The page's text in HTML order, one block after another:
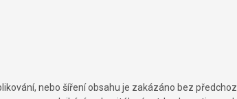
nebo šíření obsahu je zakázáno bez